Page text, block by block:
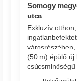
Somogy
utca
Exkluzív
(50 m) épülő új
csúcsminőségű